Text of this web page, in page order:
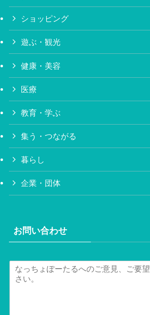
ショッピング
遊ぶ・観光
健康・美容
医療
教育・学ぶ
集う・つながる
暮らし
企業・団体
お問い合わせ